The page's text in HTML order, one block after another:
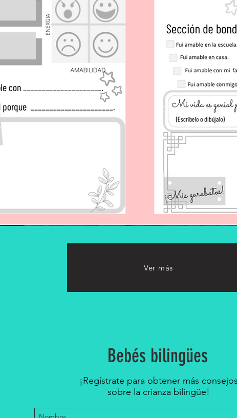
Ver más
Bebés bilingües
¡Regístrate para obtener más consejos
sobre la crianza bilingüe!